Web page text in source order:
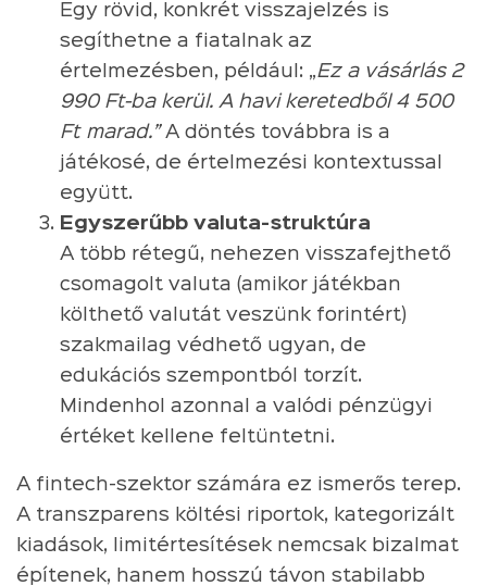
Egy rövid, konkrét visszajelzés is
segíthetne a fiatalnak az
értelmezésben, például: „Ez a vásárlás 2
990 Ft-ba kerül. A havi keretedből 4 500
Ft marad.”A döntés továbbra is a
játékosé, de értelmezési kontextussal
együtt.
Egyszerűbb valuta-struktúra
A több rétegű, nehezen visszafejthető
csomagolt valuta (amikor játékban
költhető valutát veszünk forintért)
szakmailag védhető ugyan, de
edukációs szempontból torzít.
Mindenhol azonnal a valódi pénzügyi
értéket kellene feltüntetni.
A fintech-szektor számára ez ismerős terep.
A transzparens költési riportok, kategorizált
kiadások, limitértesítések nemcsak bizalmat
építenek, hanem hosszú távon stabilabb